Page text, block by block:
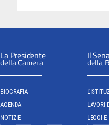
La Presidente
della Camera
BIOGRAFIA
AGENDA
NOTIZIE
Il
della
LAVORI
LEGGI E